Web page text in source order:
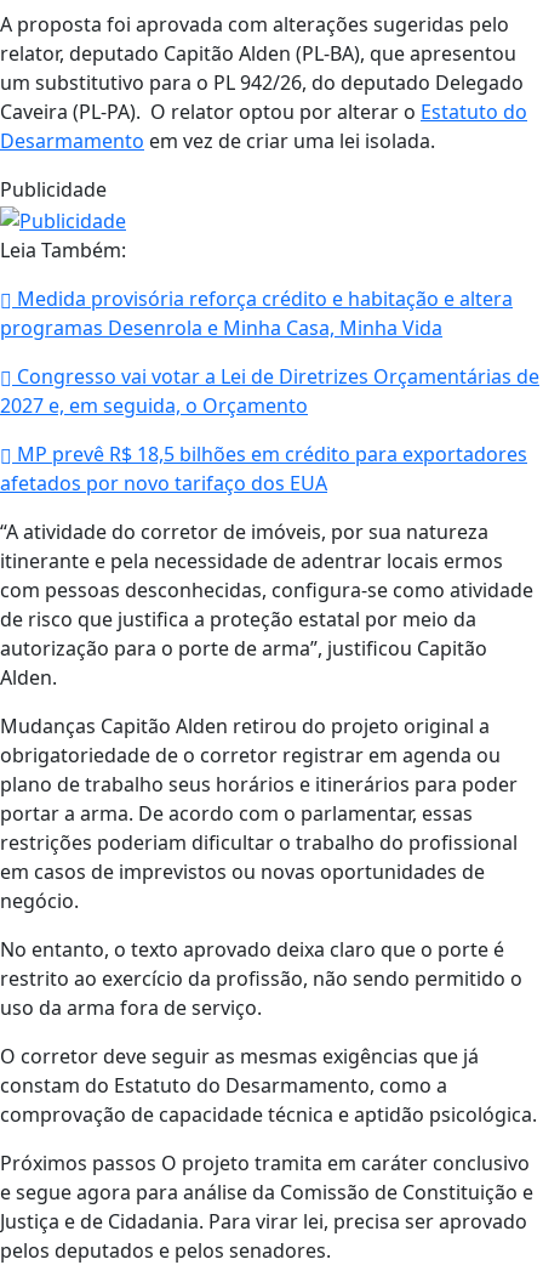
A proposta foi aprovada com alterações sugeridas pelo
relator, deputado Capitão Alden (PL-BA), que apresentou
um substitutivo para o PL 942/26, do deputado Delegado
Caveira (PL-PA). O relator optou por alterar o Estatuto do
Desarmamento em vez de criar uma lei isolada.
Publicidade
Leia Também:
Medida provisória reforça crédito e habitação e altera
programas Desenrola e Minha Casa, Minha Vida
Congresso vai votar a Lei de Diretrizes Orçamentárias de
2027 e, em seguida, o Orçamento
MP prevê R$ 18,5 bilhões em crédito para exportadores
afetados por novo tarifaço dos EUA
“A atividade do corretor de imóveis, por sua natureza
itinerante e pela necessidade de adentrar locais ermos
com pessoas desconhecidas, configura-se como atividade
de risco que justifica a proteção estatal por meio da
autorização para o porte de arma”, justificou Capitão
Alden.
Mudanças Capitão Alden retirou do projeto original a
obrigatoriedade de o corretor registrar em agenda ou
plano de trabalho seus horários e itinerários para poder
portar a arma. De acordo com o parlamentar, essas
restrições poderiam dificultar o trabalho do profissional
em casos de imprevistos ou novas oportunidades de
negócio.
No entanto, o texto aprovado deixa claro que o porte é
restrito ao exercício da profissão, não sendo permitido o
uso da arma fora de serviço.
O corretor deve seguir as mesmas exigências que já
constam do Estatuto do Desarmamento, como a
comprovação de capacidade técnica e aptidão psicológica.
Próximos passos O projeto tramita em caráter conclusivo
e segue agora para análise da Comissão de Constituição e
Justiça e de Cidadania. Para virar lei, precisa ser aprovado
pelos deputados e pelos senadores.